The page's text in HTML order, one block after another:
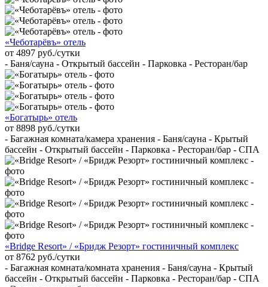
«Чеботарёвъ» отель
от 4897 руб./сутки
- Баня/сауна - Открытый бассейн - Парковка - Ресторан/бар
«Богатырь» отель
от 8898 руб./сутки
- Багажная комната/камера хранения - Баня/сауна - Крытый
бассейн - Открытый бассейн - Парковка - Ресторан/бар - СПА
«Bridge Resort» / «Бридж Резорт» гостиничный комплекс
от 8762 руб./сутки
- Багажная комната/комната хранения - Баня/сауна - Крытый
бассейн - Открытый бассейн - Парковка - Ресторан/бар - СПА